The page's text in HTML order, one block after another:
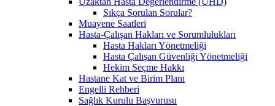
Sıkça Sorulan Sorular?
Muayene Saatleri
Hasta-Çalışan Hakları ve Sorumlulukları
Hasta Hakları Yönetmeliği
Hasta Çalışan Güvenliği Yönetmeliği
Hekim Seçme Hakkı
Hastane Kat ve Birim Planı
Engelli Rehberi
Sağlık Kurulu Başvurusu